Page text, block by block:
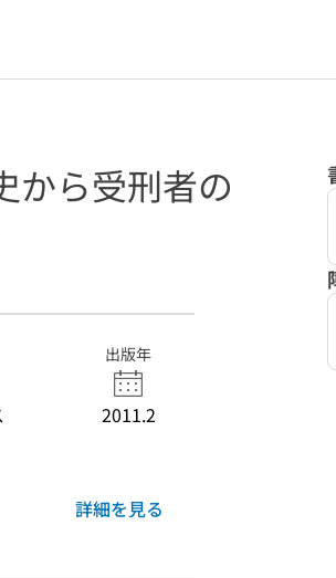
から受刑者の
出版年
2011.2
詳細を見る